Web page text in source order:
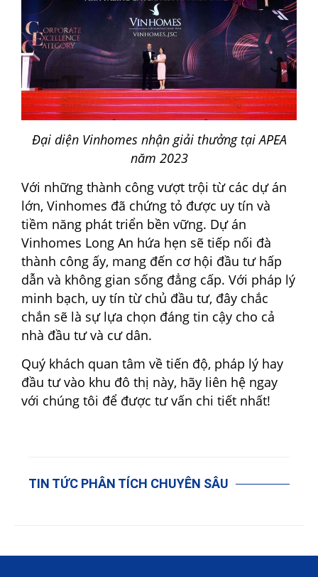
Đại diện Vinhomes nhận giải thưởng tại APEA
năm 2023
Với những thành công vượt trội từ các dự án
lớn, Vinhomes đã chứng tỏ được uy tín và
tiềm năng phát triển bền vững. Dự án
Vinhomes Long An hứa hẹn sẽ tiếp nối đà
thành công ấy, mang đến cơ hội đầu tư hấp
dẫn và không gian sống đẳng cấp. Với pháp lý
minh bạch, uy tín từ chủ đầu tư, đây chắc
chắn sẽ là sự lựa chọn đáng tin cậy cho cả
nhà đầu tư và cư dân.
Quý khách quan tâm về tiến độ, pháp lý hay
đầu tư vào khu đô thị này, hãy liên hệ ngay
với chúng tôi để được tư vấn chi tiết nhất!
TIN TỨC PHÂN TÍCH CHUYÊN SÂU